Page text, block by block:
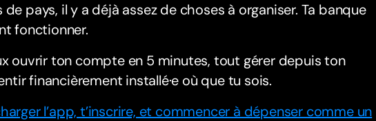
pays, il y a déjà assez de choses à organiser. Ta banque
fonctionner.
ouvrir ton compte en 5 minutes, tout gérer depuis ton
financièrement installé·e où que tu sois.
l’app, t’inscrire, et commencer à dépenser comme un